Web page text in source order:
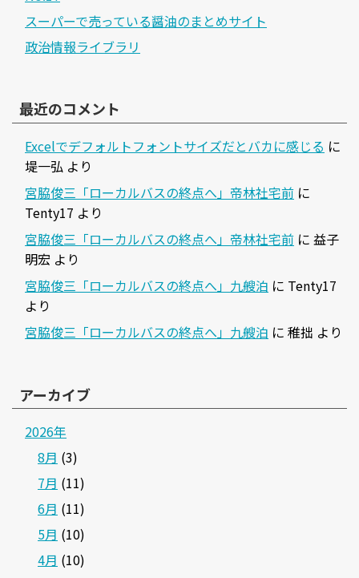
スーパーで売っている醤油のまとめサイト
政治情報ライブラリ
最近のコメント
Excelでデフォルトフォントサイズだとバカに感じる に
堤一弘 より
宮脇俊三「ローカルバスの終点へ」帝林社宅前 に
Tenty17 より
宮脇俊三「ローカルバスの終点へ」帝林社宅前 に 益子
明宏 より
宮脇俊三「ローカルバスの終点へ」九艘泊 に Tenty17
より
宮脇俊三「ローカルバスの終点へ」九艘泊 に 稚拙 より
アーカイブ
2026年
8月 (3)
7月 (11)
6月 (11)
5月 (10)
4月 (10)